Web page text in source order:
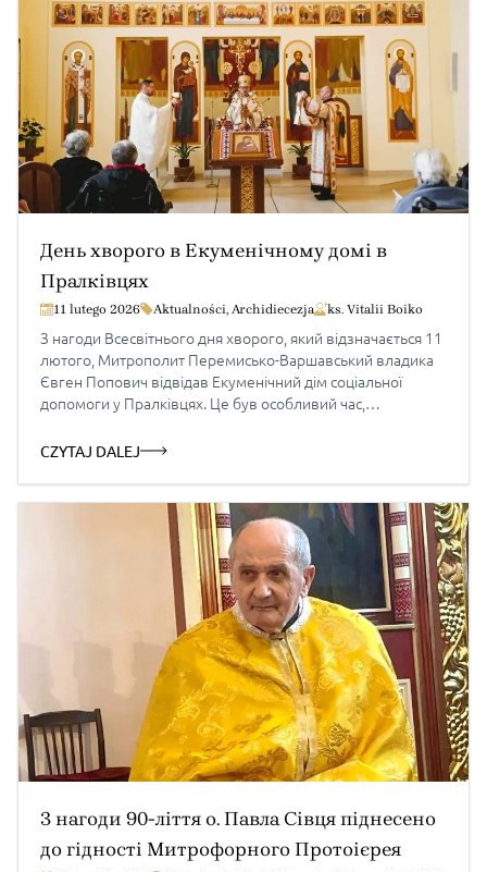
День хворого в Екуменічному домі в
Пралківцях
11 lutego 2026 Aktualności, Archidiecezja ks. Vitalii Boiko
З нагоди Всесвітнього дня хворого, який відзначається 11
лютого, Митрополит Перемисько-Варшавський владика
Євген Попович відвідав Екуменічний дім соціальної
допомоги у Пралківцях. Це був особливий час,
день молитви, духовної близькості та підтримки тих, хто
Особливого значення ця подія мала саме у М’ясопусну
CZYTAJ DALEJ
З нагоди 90-ліття о. Павла Сівця піднесено
до гідності Митрофорного Протоієрея